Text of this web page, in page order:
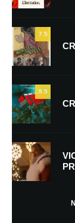
Nom*
E-mail*
Enregistrer
mon prochain
Prévenez-moi de
Prévenez-moi de
7.5
9.5